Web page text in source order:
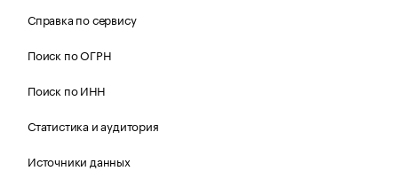
Справка по сервису
Поиск по ОГРН
Поиск по ИНН
Статистика и аудитория
Источники данных